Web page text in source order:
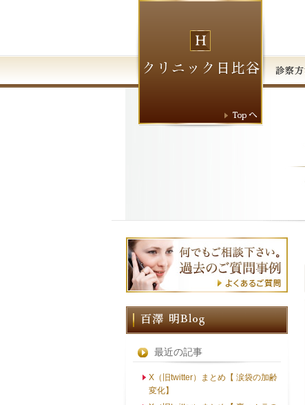
最近の記事
X（旧twitter）まとめ【 涙袋の加齢
変化】